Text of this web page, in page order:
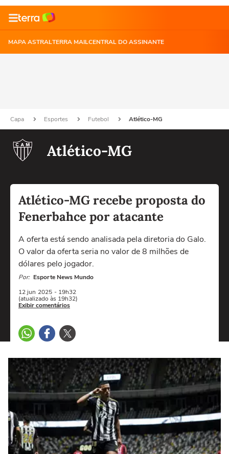
MAPA ASTRALTERRA MAILCENTRAL DO ASSINANTE
Capa Esportes Futebol Atlético-MG
Atlético-MG
Atlético-MG recebe proposta do
Fenerbahce por atacante
A oferta está sendo analisada pela diretoria do Galo.
O valor da oferta seria no valor de 8 milhões de
dólares pelo jogador.
Por: Esporte News Mundo
12 jun 2025 - 19h32
(atualizado às 19h32)
Exibir comentários